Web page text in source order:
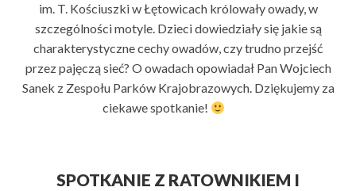
im. T. Kościuszki w Łętowicach królowały owady, w
szczególności motyle. Dzieci dowiedziały się jakie są
charakterystyczne cechy owadów, czy trudno przejść
przez pajęczą sieć? O owadach opowiadał Pan Wojciech
Sanek z Zespołu Parków Krajobrazowych. Dziękujemy za
ciekawe spotkanie!
SPOTKANIE Z RATOWNIKIEM I